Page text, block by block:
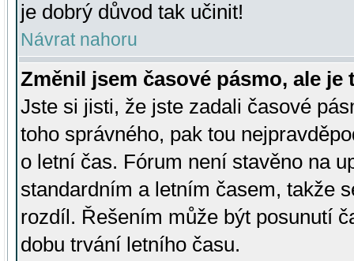
je dobrý důvod tak učinit!
Návrat nahoru
Změnil jsem časové pásmo, ale je
Jste si jisti, že jste zadali časové
toho správného, pak tou
o letní čas. Fórum není stavěno na
standardním a letním časem, takže
rozdíl. Řešením může být posunutí
dobu trvání letního času.